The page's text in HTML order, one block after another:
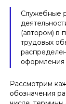
Служебные
(автором) в
трудовых
оформления
Рассмотрим
обозначения